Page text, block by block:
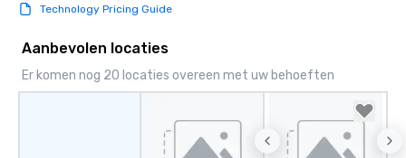
Technology Pricing Guide
Aanbevolen locaties
Er komen nog 20 locaties overeen met uw behoeften